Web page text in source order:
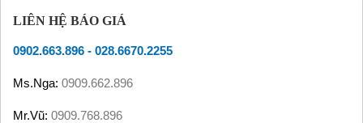
LIÊN HỆ BÁO GIÁ
0902.663.896 - 028.6670.2255
Ms.Nga: 0909.662.896
Mr.Vũ: 0909.768.896